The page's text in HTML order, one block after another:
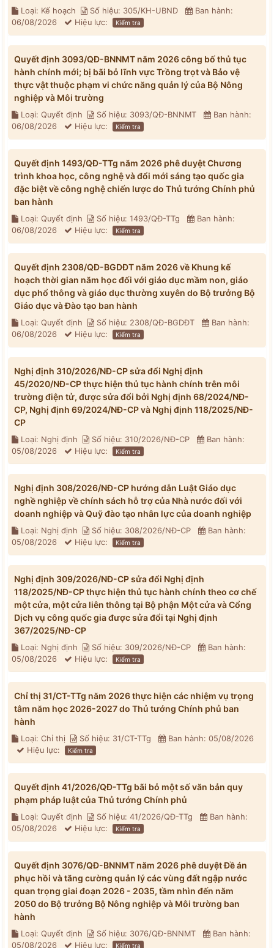
Loại: Kế hoạch Số hiệu: 305/KH-UBND
Ban hành:
06/08/2026
Hiệu lực: Kiểm tra
Quyết định 3093/QĐ-BNNMT năm 2026 công bố thủ tục
hành chính mới; bị bãi bỏ lĩnh vực Trồng trọt và Bảo vệ
thực vật thuộc phạm vi chức năng quản lý của Bộ Nông
nghiệp và Môi trường
Loại: Quyết định Số hiệu: 3093/QĐ-BNNMT
Ban hành:
06/08/2026
Hiệu lực: Kiểm tra
Quyết định 1493/QĐ-TTg năm 2026 phê duyệt Chương
trình khoa học, công nghệ và đổi mới sáng tạo quốc gia
đặc biệt về công nghệ chiến lược do Thủ tướng Chính phủ
ban hành
Loại: Quyết định Số hiệu: 1493/QĐ-TTg
Ban hành:
06/08/2026
Hiệu lực: Kiểm tra
Quyết định 2308/QĐ-BGDĐT năm 2026 về Khung kế
hoạch thời gian năm học đối với giáo dục mầm non, giáo
dục phổ thông và giáo dục thường xuyên do Bộ trưởng Bộ
Giáo dục và Đào tạo ban hành
Loại: Quyết định Số hiệu: 2308/QĐ-BGDĐT
Ban hành:
06/08/2026
Hiệu lực: Kiểm tra
Nghị định 310/2026/NĐ-CP sửa đổi Nghị định
45/2020/NĐ-CP thực hiện thủ tục hành chính trên môi
trường điện tử, được sửa đổi bởi Nghị định 68/2024/NĐ-
CP, Nghị định 69/2024/NĐ-CP và Nghị định 118/2025/NĐ-
CP
Loại: Nghị định Số hiệu: 310/2026/NĐ-CP
Ban hành:
05/08/2026
Hiệu lực: Kiểm tra
Nghị định 308/2026/NĐ-CP hướng dẫn Luật Giáo dục
nghề nghiệp về chính sách hỗ trợ của Nhà nước đối với
doanh nghiệp và Quỹ đào tạo nhân lực của doanh nghiệp
Loại: Nghị định Số hiệu: 308/2026/NĐ-CP
Ban hành:
05/08/2026
Hiệu lực: Kiểm tra
Nghị định 309/2026/NĐ-CP sửa đổi Nghị định
118/2025/NĐ-CP thực hiện thủ tục hành chính theo cơ chế
một cửa, một cửa liên thông tại Bộ phận Một cửa và Cổng
Dịch vụ công quốc gia được sửa đổi tại Nghị định
367/2025/NĐ-CP
Loại: Nghị định Số hiệu: 309/2026/NĐ-CP
Ban hành:
05/08/2026
Hiệu lực: Kiểm tra
Chỉ thị 31/CT-TTg năm 2026 thực hiện các nhiệm vụ trọng
tâm năm học 2026-2027 do Thủ tướng Chính phủ ban
hành
Loại: Chỉ thị Số hiệu: 31/CT-TTg
Ban hành: 05/08/2026
Hiệu lực:
Kiểm tra
Quyết định 41/2026/QĐ-TTg bãi bỏ một số văn bản quy
phạm pháp luật của Thủ tướng Chính phủ
Loại: Quyết định Số hiệu: 41/2026/QĐ-TTg
Ban hành:
05/08/2026
Hiệu lực: Kiểm tra
Quyết định 3076/QĐ-BNNMT năm 2026 phê duyệt Đề án
phục hồi và tăng cường quản lý các vùng đất ngập nước
quan trọng giai đoạn 2026 - 2035, tầm nhìn đến năm
2050 do Bộ trưởng Bộ Nông nghiệp và Môi trường ban
hành
Loại: Quyết định Số hiệu: 3076/QĐ-BNNMT
Ban hành:
05/08/2026
Hiệu lực: Kiểm tra